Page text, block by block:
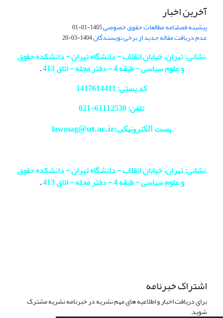
آخرین اخبار
پیشینه فصلنامه مطالعات حقوق خصوصی1405-01-01
عدم دریافت مقاله جدید از برخی نویسندگان1404-03-20
نشانی: تهران، خیابان انقلاب - دانشگاه تهران - دانشکده حقوق
و علوم سیاسی - طبقه 4 - دفتر مجله - اتاق 413
.
کد پستی: 1417614411
تلفن: 61112530-
021
پست الکترونیکی:lawmag@ut.ac.ir
نشانی: تهران، خیابان انقلاب - دانشگاه تهران - دانشکده حقوق
و علوم سیاسی - طبقه 4 - دفتر مجله - اتاق 413
.
اشتراک خبرنامه
برای دریافت اخبار و اطلاعیه های مهم نشریه در خبرنامه نشریه مشترک
شوید.